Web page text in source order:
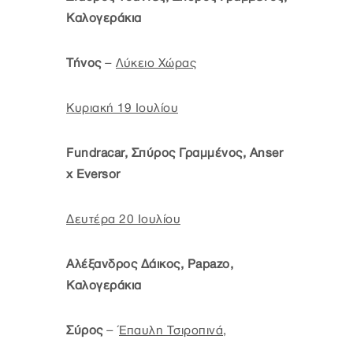
Καλογεράκια
Τήνος – Λύκειο Χώρας
Κυριακή 19 Ιουλίου
Fundracar, Σπύρος Γραμμένος, Anser
x Eversor
Δευτέρα 20 Ιουλίου
Αλέξανδρος Δάικος, Papazo,
Καλογεράκια
Σύρος–Έπαυλη Τσιροπινά,